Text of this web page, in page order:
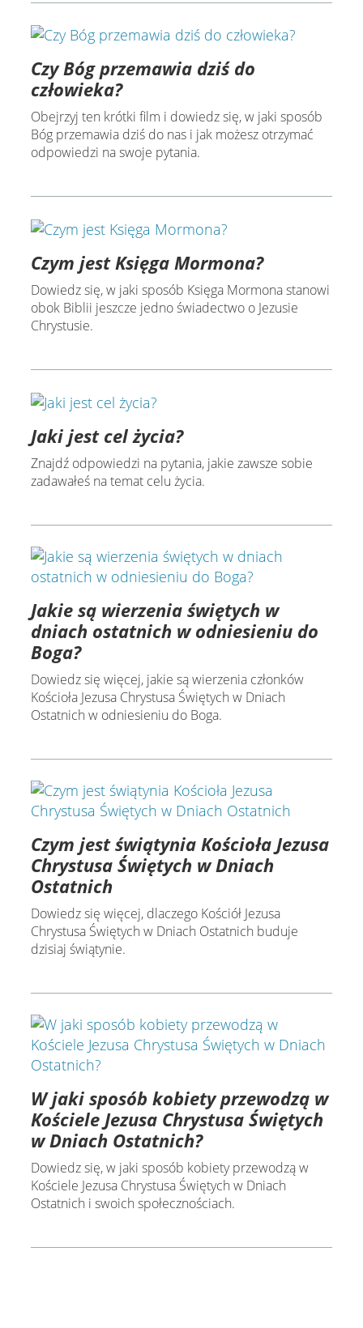
Czy Bóg przemawia dziś do
człowieka?
Obejrzyj ten krótki film i dowiedz się, w jaki sposób
Bóg przemawia dziś do nas i jak możesz otrzymać
odpowiedzi na swoje pytania.
Czym jest Księga Mormona?
Dowiedz się, w jaki sposób Księga Mormona stanowi
obok Biblii jeszcze jedno świadectwo o Jezusie
Chrystusie.
Jaki jest cel życia?
Znajdź odpowiedzi na pytania, jakie zawsze sobie
zadawałeś na temat celu życia.
Jakie są wierzenia świętych w
dniach ostatnich w odniesieniu do
Boga?
Dowiedz się więcej, jakie są wierzenia członków
Kościoła Jezusa Chrystusa Świętych w Dniach
Ostatnich w odniesieniu do Boga.
Czym jest świątynia Kościoła Jezusa
Chrystusa Świętych w Dniach
Ostatnich
Dowiedz się więcej, dlaczego Kościół Jezusa
Chrystusa Świętych w Dniach Ostatnich buduje
dzisiaj świątynie.
W jaki sposób kobiety przewodzą w
Kościele Jezusa Chrystusa Świętych
w Dniach Ostatnich?
Dowiedz się, w jaki sposób kobiety przewodzą w
Kościele Jezusa Chrystusa Świętych w Dniach
Ostatnich i swoich społecznościach.